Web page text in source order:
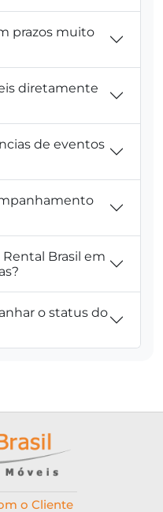
prazos muito
diretamente
de eventos
Brasil em
o status do
o Cliente